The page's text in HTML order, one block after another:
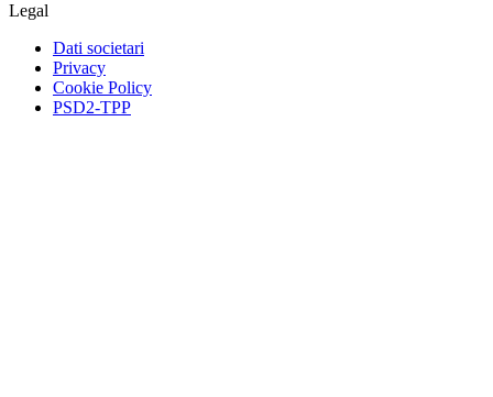
Legal
Dati societari
Privacy
Cookie Policy
PSD2-TPP